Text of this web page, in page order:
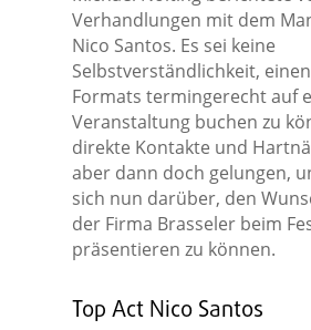
Verhandlungen mit dem
Nico Santos. Es sei keine
Selbstverständlichkeit,
Formats termingerecht auf
Veranstaltung buchen zu
direkte Kontakte und
aber dann doch gelungen,
sich nun darüber, den
der Firma Brasseler beim
präsentieren zu können.
Top Act Nico Santos